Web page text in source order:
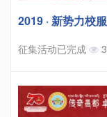
2019 · 新势力校
征集活动已完成